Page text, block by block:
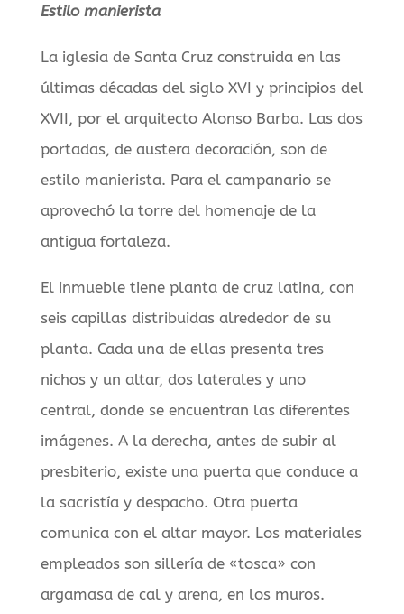
Estilo manierista
La iglesia de Santa Cruz construida en las
últimas décadas del siglo XVI y principios del
XVII, por el arquitecto Alonso Barba. Las dos
portadas, de austera decoración, son de
estilo manierista. Para el campanario se
aprovechó la torre del homenaje de la
antigua fortaleza.
El inmueble tiene planta de cruz latina, con
seis capillas distribuidas alrededor de su
planta. Cada una de ellas presenta tres
nichos y un altar, dos laterales y uno
central, donde se encuentran las diferentes
imágenes. A la derecha, antes de subir al
presbiterio, existe una puerta que conduce a
la sacristía y despacho. Otra puerta
comunica con el altar mayor. Los materiales
empleados son sillería de «tosca» con
argamasa de cal y arena, en los muros.